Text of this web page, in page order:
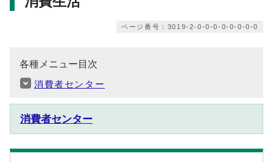
ページ番号：3019-2-0-0-0-0-0-0-0-0
各種メニュー目次
消費者センター
消費者センター